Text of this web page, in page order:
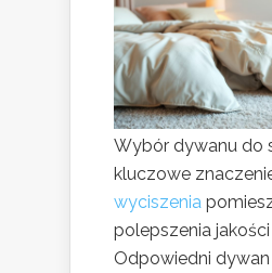
Wybór dywanu do
kluczowe
wyciszenia
polepszenia jakości
Odpowiedni